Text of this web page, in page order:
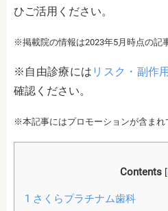
ひご活用ください。
※掲載院の情報は2023年5月時点の記
※自由診療には リスク・副作用
確認ください。
※本記事にはプロモーションが含まれ
Contents [
1 さくらプラチナム歯科